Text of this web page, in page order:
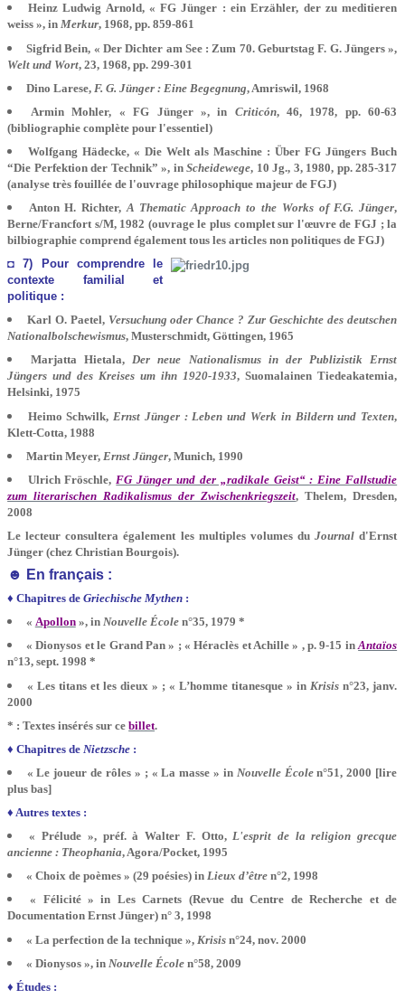
Heinz Ludwig Arnold, « FG Jünger : ein Erzähler, der zu meditieren
weiss », inMerkur, 1968, pp. 859-861
Sigfrid Bein, « Der Dichter am See : Zum 70. Geburtstag F. G. Jüngers »,
Welt und Wort, 23, 1968, pp. 299-301
Dino Larese, F. G. Jünger : Eine Begegnung, Amriswil, 1968
Armin Mohler, « FG Jünger », in Criticón, 46, 1978, pp. 60-63
(bibliographie complète pour l'essentiel)
Wolfgang Hädecke, « Die Welt als Maschine : Über FG Jüngers Buch
“Die Perfektion der Technik” », inScheidewege, 10 Jg., 3, 1980, pp. 285-317
(analyse très fouillée de l'ouvrage philosophique majeur de FGJ)
Anton H. Richter,A Thematic Approach to the Works of F.G. Jünger,
Berne/Francfort s/M, 1982 (ouvrage le plus complet sur l'œuvre de FGJ ; la
bilbiographie comprend également tous les articles non politiques de FGJ)
◘ 7) Pour comprendre le
contexte familial et
politique :
Karl O. Paetel, Versuchung oder Chance ? Zur Geschichte des deutschen
Nationalbolschewismus, Musterschmidt, Göttingen, 1965
Marjatta Hietala,Der neue Nationalismus in der Publizistik Ernst
Jüngers und des Kreises um ihn 1920-1933, Suomalainen Tiedeakatemia,
Helsinki, 1975
Heimo Schwilk, Ernst Jünger : Leben und Werk in Bildern und Texten,
Klett-Cotta, 1988
Martin Meyer, Ernst Jünger, Munich, 1990
Ulrich Fröschle, FG Jünger und der „radikale Geist“ : Eine Fallstudie
zum literarischen Radikalismus der Zwischenkriegszeit, Thelem, Dresden,
2008
Le lecteur consultera également les multiples volumes duJournal d'Ernst
Jünger (chez Christian Bourgois).
☻ En français :
♦Chapitres deGriechische Mythen :
« Apollon», in Nouvelle Écolen°35, 1979 *
« Dionysos et le Grand Pan » ; « Héraclès et Achille » , p. 9-15 inAntaïos
n°13, sept. 1998 *
« Les titans et les dieux » ; « L’homme titanesque » in Krisis n°23, janv.
2000
* : Textes insérés sur cebillet.
♦Chapitres de Nietzsche :
« Le joueur de rôles » ; « La masse » in Nouvelle Écolen°51, 2000 [lire
plus bas]
♦ Autres textes :
« Prélude », préf. à Walter F. Otto,L'esprit de la religion grecque
ancienne : Theophania, Agora/Pocket, 1995
« Choix de poèmes » (29 poésies) in Lieux d’êtren°2, 1998
« Félicité » in Les Carnets (Revue du Centre de Recherche et de
Documentation Ernst Jünger) n° 3, 1998
« La perfection de la technique », Krisisn°24, nov. 2000
« Dionysos », in Nouvelle Écolen°58, 2009
♦ Études :